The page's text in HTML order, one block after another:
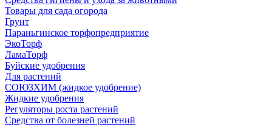
Товары для сада огорода
Грунт
Параньгинское торфопредприятие
ЭкоТорф
ЛамаТорф
Буйские удобрения
Для растений
СОЮЗХИМ (жидкое удобрение)
Жидкие удобрения
Регуляторы роста растений
Средства от болезней растений